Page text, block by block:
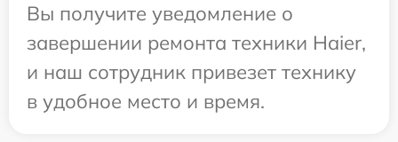
Вы получите уведомление о
завершении ремонта техники Haier,
и наш сотрудник привезет технику
в удобное место и время.